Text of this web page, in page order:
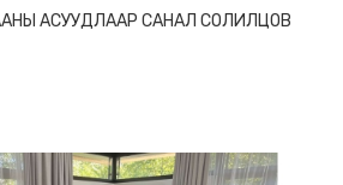
АСУУДЛААР САНАЛ СОЛИЛЦОВ